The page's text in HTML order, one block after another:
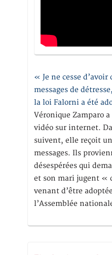
« Je ne cesse d’avoir
messages de
la loi Falorni a été
Véronique Zamparo
vidéo sur internet.
suivent, elle reçoit
messages. Ils
désespérées qui
et son mari jugent «
venant d’être
l’Assemblée